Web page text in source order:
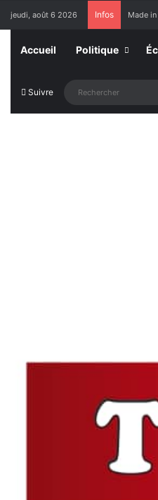
jeudi, août 6 2026 Infos Made
Accueil Politique
Suivre